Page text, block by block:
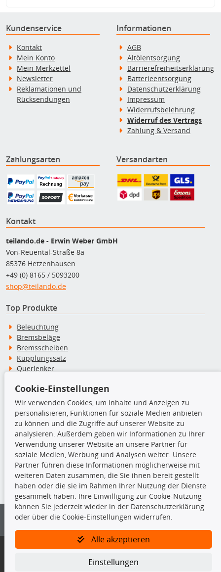
Kundenservice
Kontakt
Mein Konto
Mein Merkzettel
Newsletter
Reklamationen und
Rücksendungen
Informationen
AGB
Altölentsorgung
Barrierefreiheitserklärung
Batterieentsorgung
Datenschutzerklärung
Impressum
Widerrufsbelehrung
Widerruf des Vertrags
Zahlung & Versand
Zahlungsarten Versandarten
Kontakt
teilando.de - Erwin Weber GmbH
Von-Reuental-Straße 8a
85376 Hetzenhausen
+49 (0) 8165 / 5093200
shop@teilando.de
Top Produkte
Beleuchtung
Bremsbeläge
Bremsscheiben
Kupplungssatz
Querlenker
Stoßdämpfer
TecDoc Inside
Die hier angezeigten Daten insbesondere die gesamte Datenbank dürfen
nicht kopiert werden.
Es ist zu unterlassen, die Daten oder die gesamte Datenbank ohne
vorherige Zustimmung von TecDoc zu vervielfältigen, zu verbreiten
und/oder diese Handlungen durch Dritte ausführen zu lassen. Ein
Bitte prüfen Sie, ob das über unseren Onlineshop identifizierte Ersatzteil
Gegebenenfalls sind ergänzende Informationen notwendig, um
Cookie-Einstellungen
Wir verwenden Cookies, um Inhalte und Anzeigen zu
personalisieren, Funktionen für soziale Medien anbieten
zu können und die Zugriffe auf unserer Website zu
analysieren. Außerdem geben wir Informationen zu Ihrer
Verwendung unserer Website an unsere Partner für
soziale Medien, Werbung und Analysen weiter. Unsere
Partner führen diese Informationen möglicherweise mit
weiteren Daten zusammen, die Sie ihnen bereit gestellt
haben oder die sie im Rahmen Ihrer Nutzung der Dienste
gesammelt haben. Ihre Einwilligung zur Cookie-Nutzung
können Sie jederzeit wieder in der Datenschutzerklärung
oder über die Cookie-Einstellungen widerrufen.
Alle akzeptieren
Einstellungen